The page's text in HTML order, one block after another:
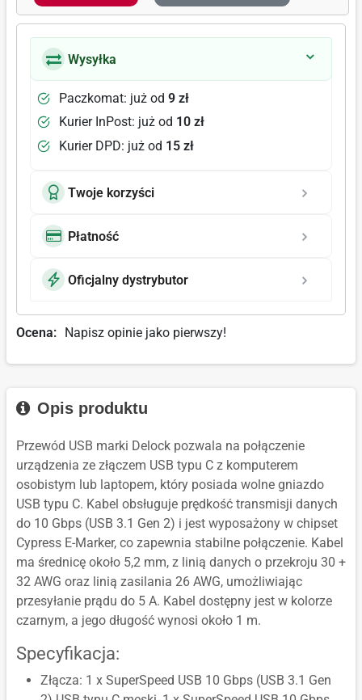
Wysyłka
Paczkomat: już od 9 zł
Kurier InPost: już od 10 zł
Kurier DPD: już od 15 zł
Twoje korzyści
Płatność
Oficjalny dystrybutor
Ocena: Napisz opinie jako pierwszy!
Opis produktu
Przewód USB marki Delock pozwala na połączenie
urządzenia ze złączem USB typu C z komputerem
osobistym lub laptopem, który posiada wolne gniazdo
USB typu C. Kabel obsługuje prędkość transmisji danych
do 10 Gbps (USB 3.1 Gen 2) i jest wyposażony w chipset
Cypress E-Marker, co zapewnia stabilne połączenie. Kabel
ma średnicę około 5,2 mm, z linią danych o przekroju 30 +
32 AWG oraz linią zasilania 26 AWG, umożliwiając
przesyłanie prądu do 5 A. Kabel dostępny jest w kolorze
czarnym, a jego długość wynosi około 1 m.
Specyfikacja:
Złącza: 1 x SuperSpeed USB 10 Gbps (USB 3.1 Gen